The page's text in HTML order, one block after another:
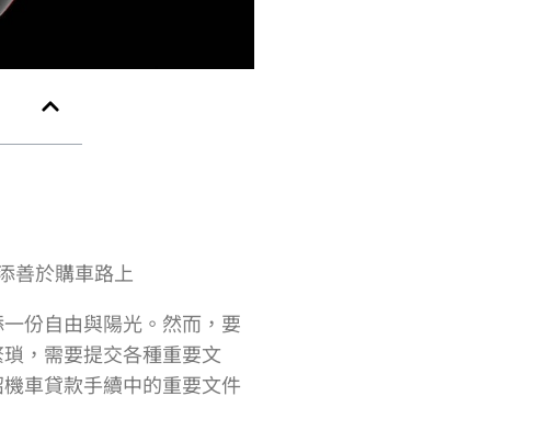
善於購車路上
份自由與陽光。然而，要
，需要提交各種重要文
車貸款手續中的重要文件